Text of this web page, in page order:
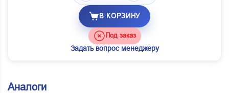
В КОРЗИНУ
Под заказ
Задать вопрос менеджеру
Аналоги